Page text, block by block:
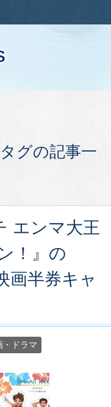
グの記事一
エンマ大王
！』の
画半券キャ
・ドラマ